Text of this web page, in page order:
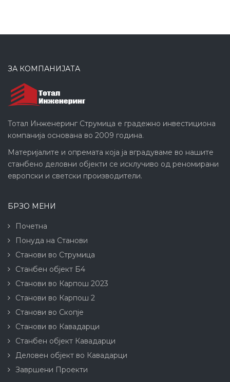
ЗА КОМПАНИЈАТА
Тотал Инженеринг Струмица е градежно инвестициона
компанија основана во 2009 година.
Материјалите и опремата која ја вградуваме во нашите
станбено деловни објекти се исклучиво од реномирани
европски и светски производители.
БРЗО МЕНИ
Почетна
Понуда на Станови
Станови во Струмица
Станбен објект Б4
Станови во Карпош 2023
Станови во Карпош 2
Станови во Скопје
Станови во Кавадарци
Станбен објект Кавадарци
Деловен објект во Кавадарци
Завршени Проекти